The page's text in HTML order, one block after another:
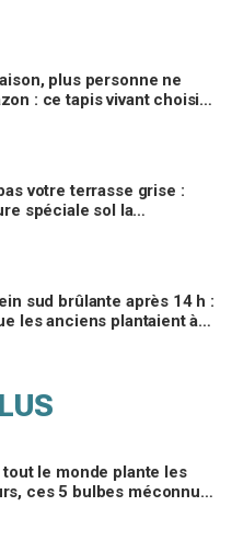
plus personne ne
: ce tapis vivant choisi
votre terrasse grise :
spéciale sol la
sud brûlante après 14 h :
les anciens plantaient à 3
le monde plante les
ces 5 bulbes méconnus